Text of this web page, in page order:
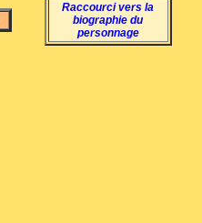
Raccourci vers la
biographie du
personnage